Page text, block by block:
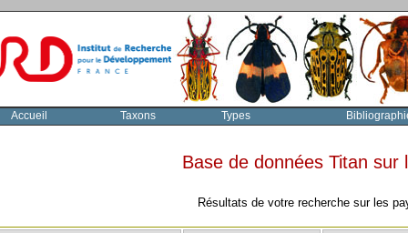
Accueil Taxons Types
Base de données Titan
Résultats de votre recherche sur les